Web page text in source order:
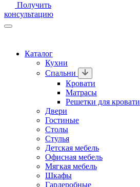
Получить
консультацию
Каталог
Кухни
Спальни
Кровати
Матрасы
Решетки для кровати
Двери
Гостиные
Столы
Стулья
Детская мебель
Офисная мебель
Мягкая мебель
Шкафы
Гардеробные